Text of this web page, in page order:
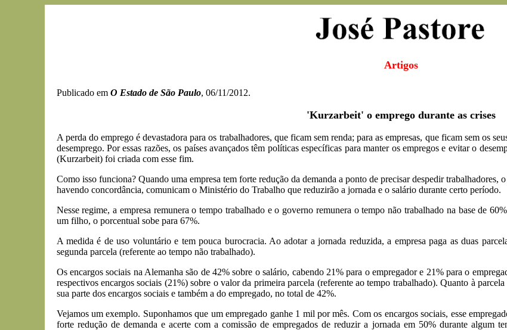
Artigos
Publicado em O Estado de São Paulo, 06/11/2012.
'Kurzarbeit' o emprego durante as crises
A perda do emprego é devastadora para os trabalhadores, que ficam sem renda; para as empresas, que ficam sem os
desemprego. Por essas razões, os países avançados têm políticas específicas para manter os empregos e evitar o
(Kurzarbeit) foi criada com esse fim.
Como isso funciona? Quando uma empresa tem forte redução da demanda a ponto de precisar despedir trabalhadores,
havendo concordância, comunicam o Ministério do Trabalho que reduzirão a jornada e o salário durante certo período.
Nesse regime, a empresa remunera o tempo trabalhado e o governo remunera o tempo não trabalhado na base de
um filho, o porcentual sobe para 67%.
A medida é de uso voluntário e tem pouca burocracia. Ao adotar a jornada reduzida, a empresa paga as duas
segunda parcela (referente ao tempo não trabalhado).
Os encargos sociais na Alemanha são de 42% sobre o salário, cabendo 21% para o empregador e 21% para o
respectivos encargos sociais (21%) sobre o valor da primeira parcela (referente ao tempo trabalhado). Quanto à
sua parte dos encargos sociais e também a do empregado, no total de 42%.
Vejamos um exemplo. Suponhamos que um empregado ganhe 1 mil por mês. Com os encargos sociais, esse
forte redução de demanda e acerte com a comissão de empregados de reduzir a jornada em 50% durante algum